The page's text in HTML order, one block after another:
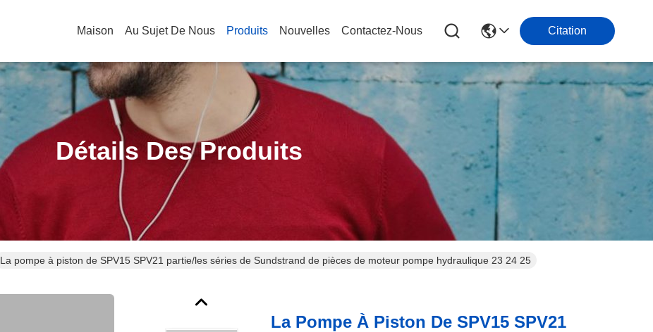
Maison Au Sujet De Nous Produits Nouvelles Contactez-Nous Citation
Détails Des Produits
La pompe à piston de SPV15 SPV21 partie/les séries de Sundstrand de pièces de moteur pompe hydraulique 23 24 25
La Pompe À Piston De SPV15 SPV21